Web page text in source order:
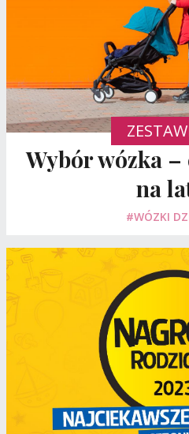
Wybór wózka –
na
#WÓZKI